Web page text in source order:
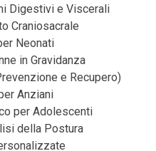
Digestivi e Viscerali
Craniosacrale
Neonati
in Gravidanza
e Recupero)
Anziani
per Adolescenti
della Postura